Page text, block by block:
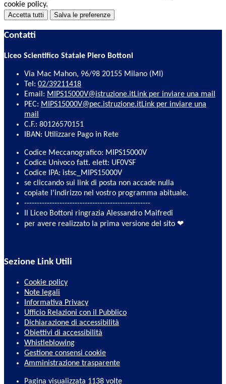
cookie policy.
Accetta tutti Salva le preferenze
Contatti
Liceo Scientifico Statale Piero Bottoni
Via Mac Mahon, 96/98 20155 Milano (MI)
Tel: 02/39211418
Email: MIPS15000V@istruzione.itLink per inviare una mail
PEC: MIPS15000V@pec.istruzione.itLink per inviare una
mail
C.F.: 80126570151
IBAN: Utilizzare Pago in Rete
Codice Meccanografico: MIPS15000V
Codice Univoco fatt. elett: UF0VSF
Codice IPA: istsc_MIPS15000V
se cliccando sui link di posta non accade nulla
copiate l'indirizzo nel vostro programma abituale.
--------------------------------------------------
Il Liceo Bottoni ringrazia Alessandro Maifredi
per avere realizzato la prima versione del sito ❤
Sezione Link Utili
Cookie policy
Note legali
Informativa Privacy
Ufficio Relazioni con il Pubblico
Dichiarazione di accessibilità
Obiettivi di accessibilità
Whistleblowing
Gestione consensi cookie
Amministrazione trasparente
Pagina visualizzata 1138 volte